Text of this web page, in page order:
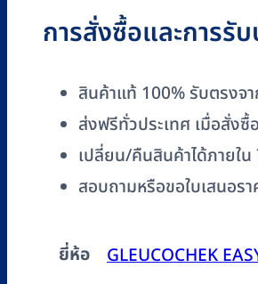
การสั่งซื้อและการรั
สินค้าแท้ 100% รับตรงจ
ส่งฟรีทั่วประเทศ เมื่อสั่ง
เปลี่ยน/คืนสินค้าได้ภายใ
สอบถามหรือขอใบเสนอร
ยี่ห้อ GLEUCOCHEK